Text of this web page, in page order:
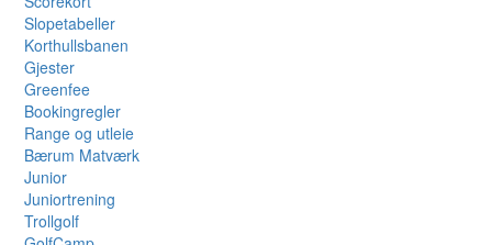
Slopetabeller
Korthullsbanen
Gjester
Greenfee
Bookingregler
Range og utleie
Bærum Matværk
Junior
Juniortrening
Trollgolf